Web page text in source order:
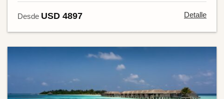
Desde USD 4897 Detalle